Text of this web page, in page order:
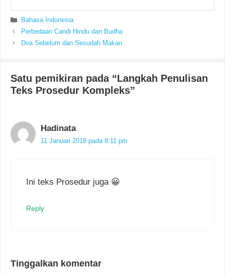
Kategori
Bahasa Indonesia
Perbedaan Candi Hindu dan Budha
Doa Sebelum dan Sesudah Makan
Satu pemikiran pada “Langkah Penulisan
Teks Prosedur Kompleks”
Hadinata
11 Januari 2018 pada 8:11 pm
Ini teks Prosedur juga 😀
Reply
Tinggalkan komentar